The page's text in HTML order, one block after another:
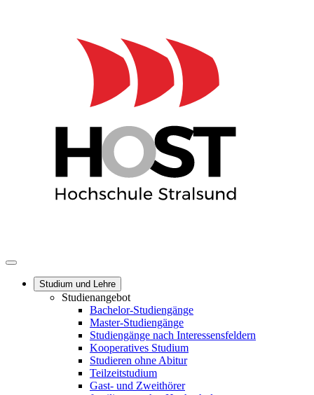
Studium und Lehre
Studienangebot
Bachelor-Studiengänge
Master-Studiengänge
Studiengänge nach Interessensfeldern
Kooperatives Studium
Studieren ohne Abitur
Teilzeitstudium
Gast- und Zweithörer